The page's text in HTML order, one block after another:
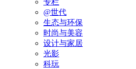
专栏
@世代
生态与环保
时尚与美容
设计与家居
光影
科玩